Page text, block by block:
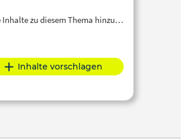
Inhalte zu diesem Thema hinzu…
Inhalte vorschlagen